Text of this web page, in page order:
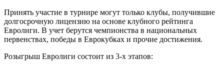
Принять участие в турнире могут только клубы, получившие
долгосрочную лицензию на основе клубного рейтинга
Евролиги. В учет берутся чемпионства в национальных
первенствах, победы в Еврокубках и прочие достижения.
Розыгрыш Евролиги состоит из 3-х этапов: